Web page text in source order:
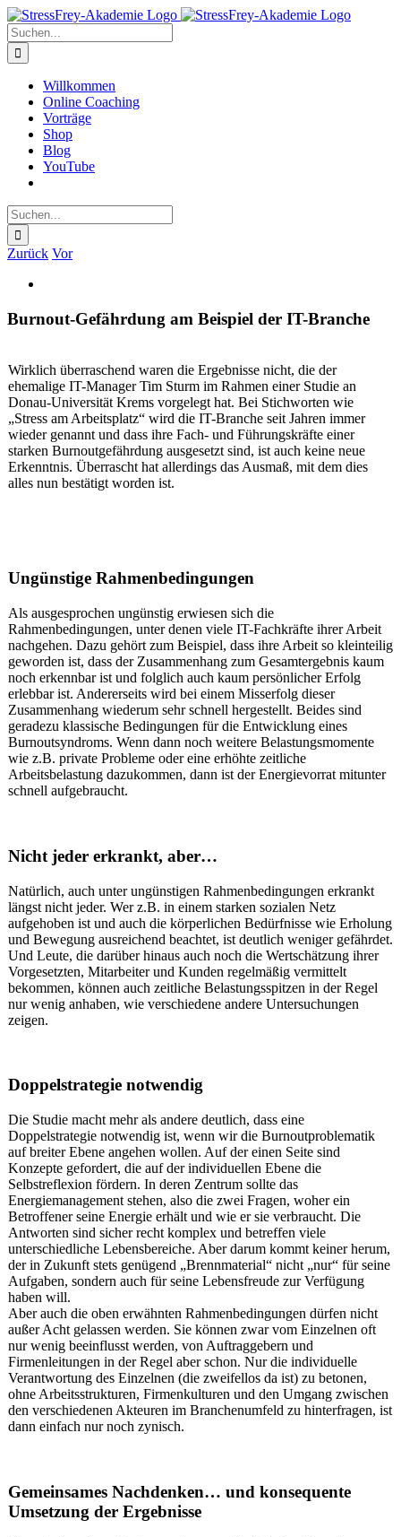
Zum
Inhalt
springen
Suche
nach:
Willkommen
Online Coaching
Vorträge
Shop
Blog
YouTube
Suche
nach:
Zurück Vor
Bild
Burnout-Gefährdung am Beispiel der IT-Branche
Wirklich überraschend waren die Ergebnisse nicht, die der
ehemalige IT-Manager Tim Sturm im Rahmen einer Studie an
Donau-Universität Krems vorgelegt hat. Bei Stichworten wie
„Stress am Arbeitsplatz“ wird die IT-Branche seit Jahren immer
wieder genannt und dass ihre Fach- und Führungskräfte einer
starken Burnoutgefährdung ausgesetzt sind, ist auch keine neue
Erkenntnis. Überrascht hat allerdings das Ausmaß, mit dem dies
alles nun bestätigt worden ist.
Ungünstige Rahmenbedingungen
Als ausgesprochen ungünstig erwiesen sich die
Rahmenbedingungen, unter denen viele IT-Fachkräfte ihrer Arbeit
nachgehen. Dazu gehört zum Beispiel, dass ihre Arbeit so kleinteilig
geworden ist, dass der Zusammenhang zum Gesamtergebnis kaum
noch erkennbar ist und folglich auch kaum persönlicher Erfolg
erlebbar ist. Andererseits wird bei einem Misserfolg dieser
Zusammenhang wiederum sehr schnell hergestellt. Beides sind
geradezu klassische Bedingungen für die Entwicklung eines
Burnoutsyndroms. Wenn dann noch weitere Belastungsmomente
wie z.B. private Probleme oder eine erhöhte zeitliche
Arbeitsbelastung dazukommen, dann ist der Energievorrat mitunter
schnell aufgebraucht.
Nicht jeder erkrankt, aber…
Natürlich, auch unter ungünstigen Rahmenbedingungen erkrankt
längst nicht jeder. Wer z.B. in einem starken sozialen Netz
aufgehoben ist und auch die körperlichen Bedürfnisse wie Erholung
und Bewegung ausreichend beachtet, ist deutlich weniger gefährdet.
Und Leute, die darüber hinaus auch noch die Wertschätzung ihrer
Vorgesetzten, Mitarbeiter und Kunden regelmäßig vermittelt
bekommen, können auch zeitliche Belastungsspitzen in der Regel
nur wenig anhaben, wie verschiedene andere Untersuchungen
zeigen.
Doppelstrategie notwendig
Die Studie macht mehr als andere deutlich, dass eine
Doppelstrategie notwendig ist, wenn wir die Burnoutproblematik
auf breiter Ebene angehen wollen. Auf der einen Seite sind
Konzepte gefordert, die auf der individuellen Ebene die
Selbstreflexion fördern. In deren Zentrum sollte das
Energiemanagement stehen, also die zwei Fragen, woher ein
Betroffener seine Energie erhält und wie er sie verbraucht. Die
Antworten sind sicher recht komplex und betreffen viele
unterschiedliche Lebensbereiche. Aber darum kommt keiner herum,
der in Zukunft stets genügend „Brennmaterial“ nicht „nur“ für seine
Aufgaben, sondern auch für seine Lebensfreude zur Verfügung
haben will.
Aber auch die oben erwähnten Rahmenbedingungen dürfen nicht
außer Acht gelassen werden. Sie können zwar vom Einzelnen oft
nur wenig beeinflusst werden, von Auftraggebern und
Firmenleitungen in der Regel aber schon. Nur die individuelle
Verantwortung des Einzelnen (die zweifellos da ist) zu betonen,
ohne Arbeitsstrukturen, Firmenkulturen und den Umgang zwischen
den verschiedenen Akteuren im Branchenumfeld zu hinterfragen, ist
dann einfach nur noch zynisch.
Gemeinsames Nachdenken… und konsequente
Umsetzung der Ergebnisse